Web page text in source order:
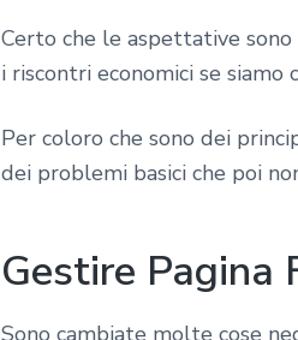
Certo che le aspettative
i riscontri economici se
Per coloro che sono dei
dei problemi basici che poi
Gestire Pagina
Sono cambiate molte cose